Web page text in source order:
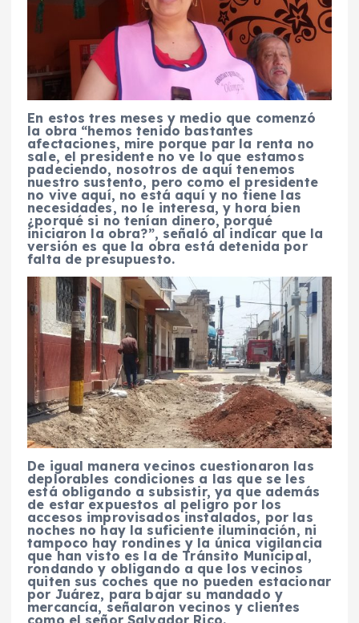
En estos tres meses y medio que comenzó
la obra “hemos tenido bastantes
afectaciones, mire porque par la renta no
sale, el presidente no ve lo que estamos
padeciendo, nosotros de aquí tenemos
nuestro sustento, pero como el presidente
no vive aquí, no está aquí y no tiene las
necesidades, no le interesa, y hora bien
¿porqué si no tenían dinero, porqué
iniciaron la obra?”, señaló al indicar que la
versión es que la obra está detenida por
falta de presupuesto.
De igual manera vecinos cuestionaron las
deplorables condiciones a las que se les
está obligando a subsistir, ya que además
de estar expuestos al peligro por los
accesos improvisados instalados, por las
noches no hay la suficiente iluminación, ni
tampoco hay rondines y la única vigilancia
que han visto es la de Tránsito Municipal,
rondando y obligando a que los vecinos
quiten sus coches que no pueden estacionar
por Juárez, para bajar su mandado y
mercancía, señalaron vecinos y clientes